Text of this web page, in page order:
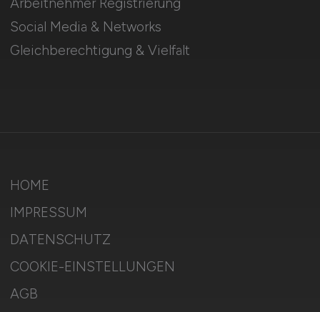
Social Media & Networks
Gleichberechtigung & Vielfalt
HOME
IMPRESSUM
DATENSCHUTZ
COOKIE-EINSTELLUNGEN
AGB